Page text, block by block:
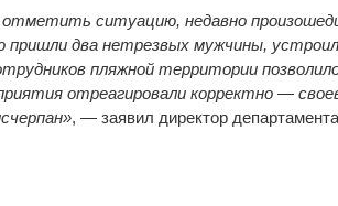
ситуацию, недавно
два нетрезвых мужчины,
пляжной территории
отреагировали корректно —
, — заявил директор